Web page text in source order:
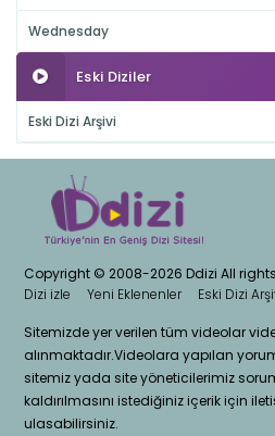
Wednesday
Eski Diziler
Eski Dizi Arşivi
Copyright © 2008-2026 Ddizi All
Dizi izle
Yeni Eklenenler Eski Dizi
Sitemizde yer verilen tüm videolar
alınmaktadır.Videolara yapılan
sitemiz yada site yöneticilerimiz
kaldırılmasını istediğiniz içerik için
ulasabilirsiniz.